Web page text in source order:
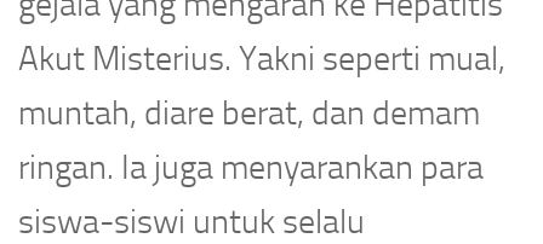
Akut Misterius. Yakni seperti mual,
muntah, diare berat, dan demam
ringan. Ia juga menyarankan para
siswa-siswi untuk selalu